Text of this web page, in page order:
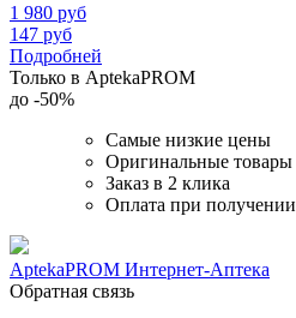
1 980 руб
147 руб
Подробней
Только в AptekaPROM
до -50%
Самые низкие цены
Оригинальные товары
Заказ в 2 клика
Оплата при получении
AptekaPROM Интернет-Аптека
Обратная связь